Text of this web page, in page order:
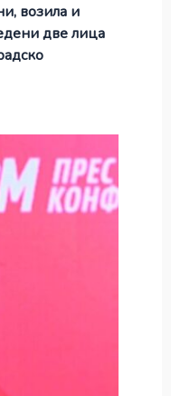
возила и
две лица